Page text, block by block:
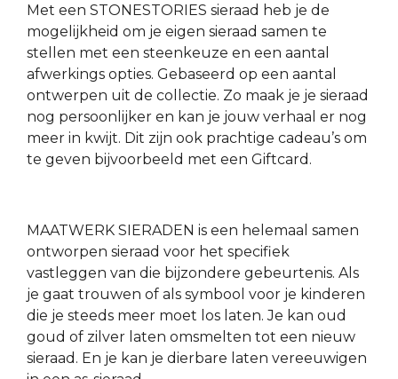
Met een STONESTORIES sieraad heb je de
mogelijkheid om je eigen sieraad samen te
stellen met een steenkeuze en een aantal
afwerkings opties. Gebaseerd op een aantal
ontwerpen uit de collectie. Zo maak je je sieraad
nog persoonlijker en kan je jouw verhaal er nog
meer in kwijt. Dit zijn ook prachtige cadeau’s om
te geven bijvoorbeeld met een Giftcard.
MAATWERK SIERADEN is een helemaal samen
ontworpen sieraad voor het specifiek
vastleggen van die bijzondere gebeurtenis. Als
je gaat trouwen of als symbool voor je kinderen
die je steeds meer moet los laten. Je kan oud
goud of zilver laten omsmelten tot een nieuw
sieraad. En je kan je dierbare laten vereeuwigen